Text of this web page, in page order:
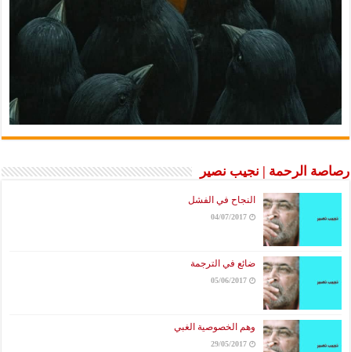
رصاصة الرحمة | نجيب نصير
النجاح في الفشل
04/07/2017
ضائع في الترجمة
05/06/2017
وهم الخصوصية الغبي
29/05/2017